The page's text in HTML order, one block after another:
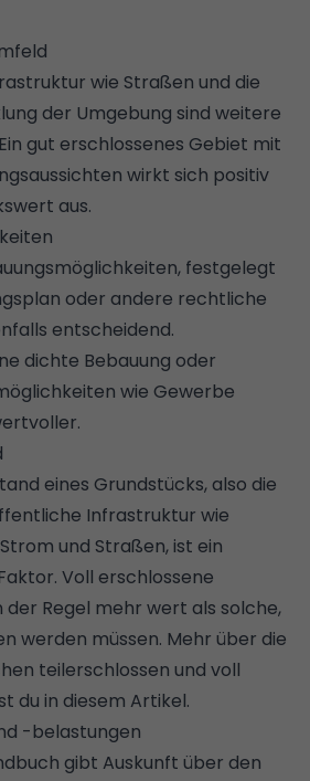
wie Straßen und die
der Umgebung sind weitere
gut erschlossenes Gebiet mit
wirkt sich positiv
aus.
festgelegt
oder andere rechtliche
entscheidend.
dichte Bebauung oder
wie Gewerbe
eines Grundstücks, also die
Infrastruktur wie
und Straßen, ist ein
Voll erschlossene
der Regel mehr wert als solche,
werden müssen. Mehr über die
teilerschlossen und voll
du in diesem Artikel.
-belastungen
gibt Auskunft über den